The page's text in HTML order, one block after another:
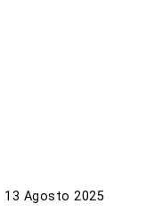
13 Agosto 2025